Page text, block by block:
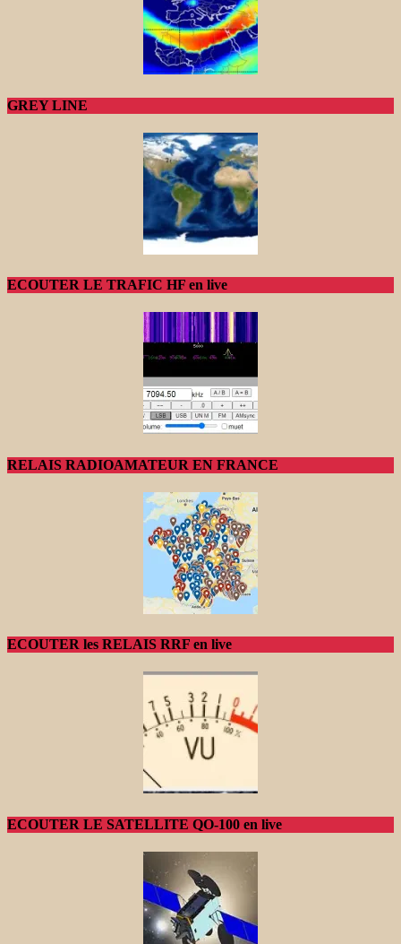
GREY LINE
ECOUTER LE TRAFIC HF en live
RELAIS RADIOAMATEUR EN FRANCE
ECOUTER les RELAIS RRF en live
ECOUTER LE SATELLITE QO-100 en live